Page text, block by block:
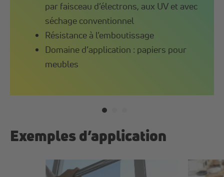
par faisceau d’électrons, aux UV et avec
séchage conventionnel
Résistance à l’emboutissage
Domaine d’application : papiers pour
meubles
Exemples d’application